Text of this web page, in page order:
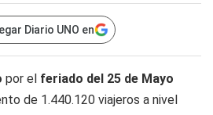
Diario UNO en
por el feriado del 25 de Mayo
de 1.440.120 viajeros a nivel